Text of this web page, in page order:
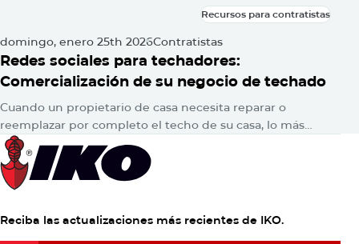
Recursos para contratistas
domingo, enero 25th 2026Contratistas
Redes sociales para techadores:
Comercialización de su negocio de techado
Cuando un propietario de casa necesita reparar o
reemplazar por completo el techo de su casa, lo más
probable es que consulte en Google para encontrar
respuestas. Luego,…
Reciba las actualizaciones más recientes de IKO.